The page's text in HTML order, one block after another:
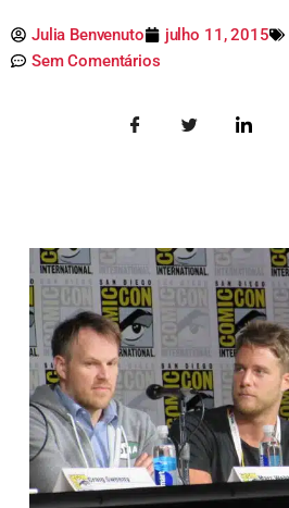
Julia Benvenuto julho 11, 2015
Sem Comentários